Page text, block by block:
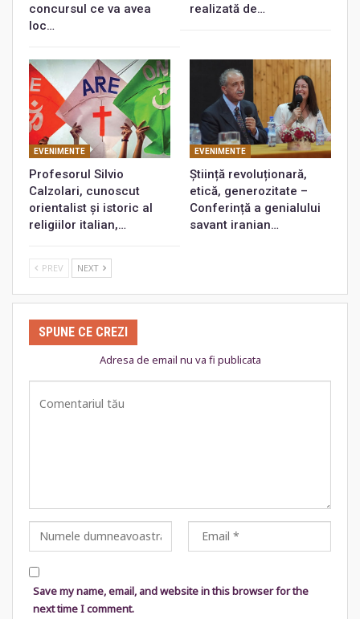
concursul ce va avea
loc…
realizată de…
EVENIMENTE
Profesorul Silvio
Calzolari, cunoscut
orientalist și istoric al
religiilor italian,…
EVENIMENTE
Știință revoluționară,
etică, generozitate –
Conferință a genialului
savant iranian…
PREV NEXT
SPUNE CE CREZI
Adresa de email nu va fi publicata
Save my name, email, and website in this browser for the
next time I comment.